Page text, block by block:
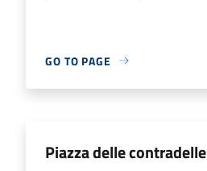
GO TO PAGE
Piazza delle contradelle